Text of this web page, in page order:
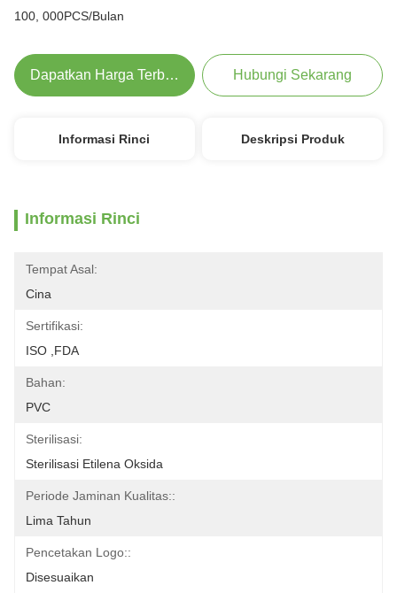
100, 000PCS/Bulan
Dapatkan Harga Terbaik Hubungi Sekarang
Informasi Rinci Deskripsi Produk
Informasi Rinci
Tempat Asal:
Cina
Sertifikasi:
ISO ,FDA
Bahan:
PVC
Sterilisasi:
Sterilisasi Etilena Oksida
Periode Jaminan Kualitas::
Lima Tahun
Pencetakan Logo::
Disesuaikan